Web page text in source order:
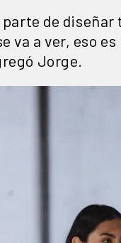
de
va a ver, eso
Jorge.